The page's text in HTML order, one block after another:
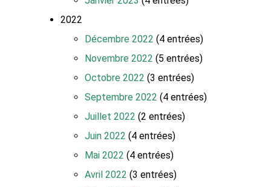
2022
Décembre 2022 (4 entrées)
Novembre 2022 (5 entrées)
Octobre 2022 (3 entrées)
Septembre 2022 (4 entrées)
Juillet 2022 (2 entrées)
Juin 2022 (4 entrées)
Mai 2022 (4 entrées)
Avril 2022 (3 entrées)